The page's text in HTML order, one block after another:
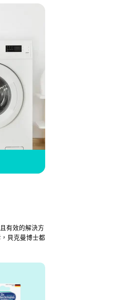
有效的解決方
貝克曼博士都